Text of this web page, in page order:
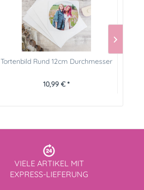
Tortenbild Rund 12cm Durchmesser
10,99 € *
VIELE ARTIKEL MIT
EXPRESS-LIEFERUNG